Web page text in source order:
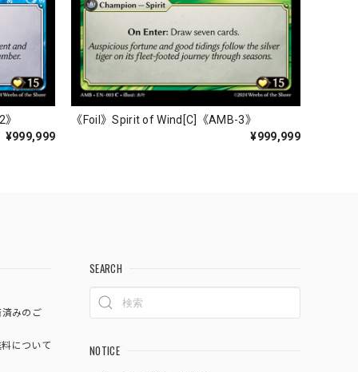
¥999,999
《Foil》Spirit of Wind[C]《AMB-3》
¥999,999
みのご
について
SEARCH
NOTICE